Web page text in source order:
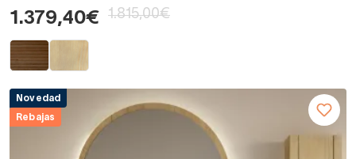
1.379,40€ 1.815,00€
Novedad
Rebajas